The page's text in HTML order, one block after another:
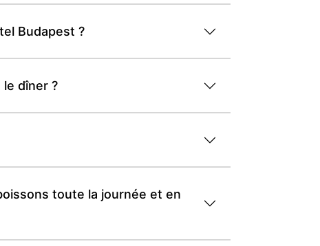
Budapest ?
dîner ?
toute la journée et en